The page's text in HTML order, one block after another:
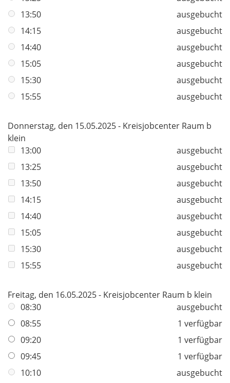
13:50
ausgebucht
14:15
ausgebucht
14:40
ausgebucht
15:05
ausgebucht
15:30
ausgebucht
15:55
ausgebucht
Donnerstag, den 15.05.2025 - Kreisjobcenter Raum b
klein
13:00
ausgebucht
13:25
ausgebucht
13:50
ausgebucht
14:15
ausgebucht
14:40
ausgebucht
15:05
ausgebucht
15:30
ausgebucht
15:55
ausgebucht
Freitag, den 16.05.2025 - Kreisjobcenter Raum b klein
08:30
ausgebucht
08:55
1 verfügbar
09:20
1 verfügbar
09:45
1 verfügbar
10:10
ausgebucht